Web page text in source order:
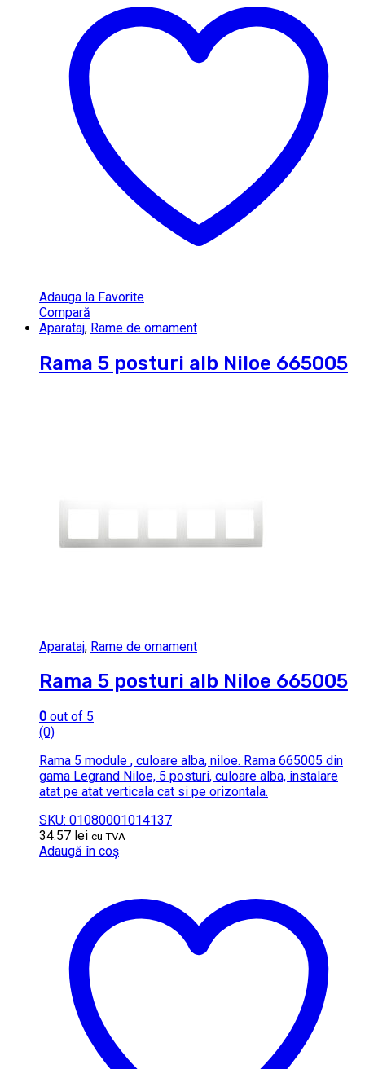
Adauga la Favorite
Compară
Aparataj, Rame de ornament
Rama 5 posturi alb Niloe 665005
Aparataj, Rame de ornament
Rama 5 posturi alb Niloe 665005
0 out of 5
(0)
Rama 5 module , culoare alba, niloe. Rama 665005 din
gama Legrand Niloe, 5 posturi, culoare alba, instalare
atat pe atat verticala cat si pe orizontala.
SKU: 01080001014137
34.57 lei cu TVA
Adaugă în coș